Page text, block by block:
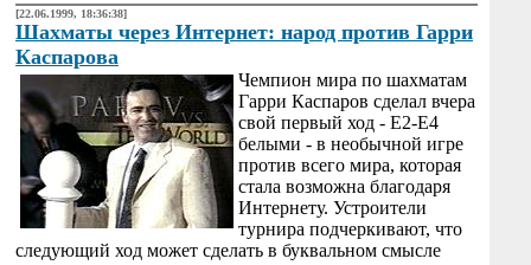
[22.06.1999, 18:36:38]
Шахматы через Интернет: народ против Гарри
Каспарова
Чемпион мира по шахматам
Гарри Каспаров сделал вчера
свой первый ход - E2-E4
белыми - в необычной игре
против всего мира, которая
стала возможна благодаря
Интернету. Устроители
турнира подчеркивают, что
следующий ход может сделать в буквальном смысле